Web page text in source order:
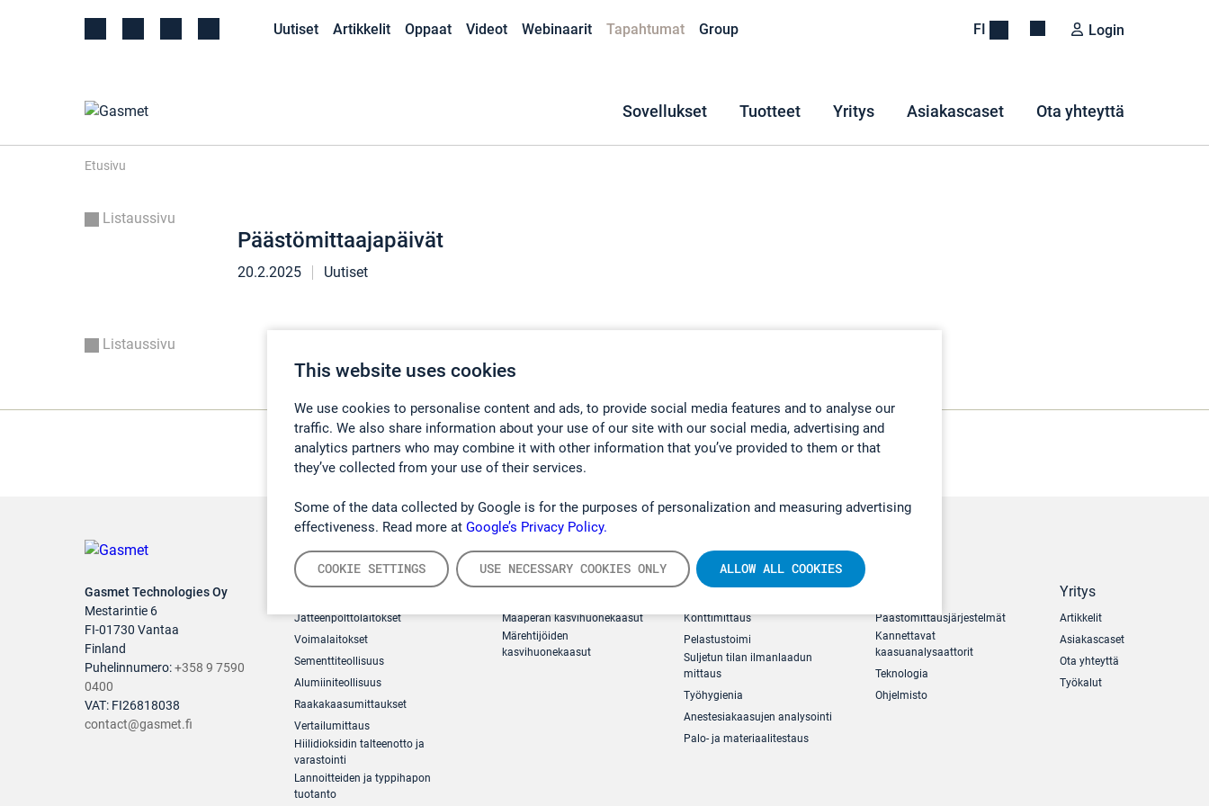
This website uses cookies
We use cookies to personalise content and ads, to provide social media features and to analyse our
traffic. We also share information about your use of our site with our social media, advertising and
analytics partners who may combine it with other information that you’ve provided to them or that
they’ve collected from your use of their services.
Some of the data collected by Google is for the purposes of personalization and measuring advertising
effectiveness. Read more at Google’s Privacy Policy.
COOKIE SETTINGS USE NECESSARY COOKIES ONLY ALLOW ALL COOKIES
Uutiset Artikkelit Oppaat Videot Webinaarit Tapahtumat Group FI Login
Sovellukset Tuotteet Yritys Asiakascaset Ota yhteyttä
Etusivu
Listaussivu
Päästömittaajapäivät
20.2.2025 Uutiset
Listaussivu
Gasmet Technologies Oy
Mestarintie 6
FI-01730 Vantaa
Finland
Puhelinnumero:+358 9 7590
0400
VAT: FI26818038
contact@gasmet.fi
Teollisuuden päästömittaus
Jätteenpolttolaitokset
Voimalaitokset
Sementtiteollisuus
Alumiiniteollisuus
Raakakaasumittaukset
Vertailumittaus
Hiilidioksidin talteenotto ja
varastointi
Lannoitteiden ja typpihapon
tuotanto
Ympäristö
Maaperän kasvihuonekaasut
Märehtijöiden
kasvihuonekaasut
Turvallisuus
Konttimittaus
Pelastustoimi
Suljetun tilan ilmanlaadun
mittaus
Työhygienia
Anestesiakaasujen analysointi
Palo- ja materiaalitestaus
Päästömittausjärjestelmät
Kannettavat
kaasuanalysaattorit
Teknologia
Ohjelmisto
Yritys
Artikkelit
Asiakascaset
Ota yhteyttä
Työkalut